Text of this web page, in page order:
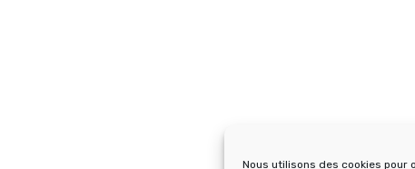
Nous utilisons des cookies